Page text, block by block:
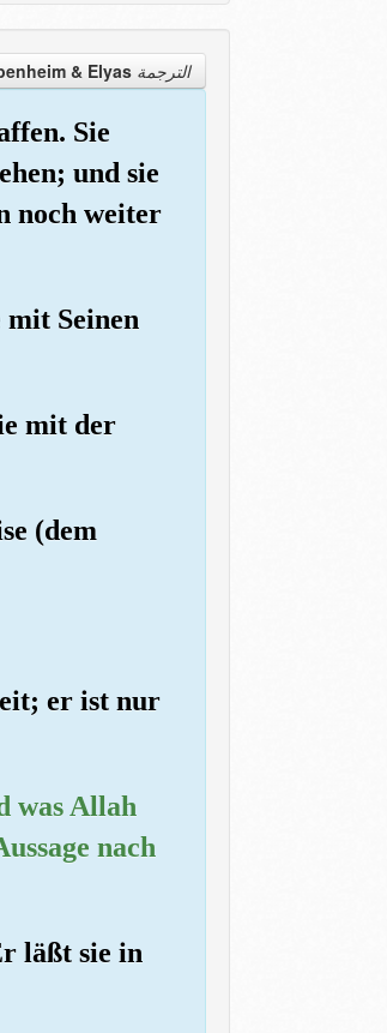
الترجمة Translation & Elyas
Sie
und sie
noch weiter
Seinen
mit der
(dem
er ist nur
was Allah
nach
läßt sie in